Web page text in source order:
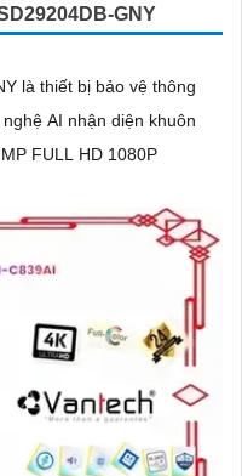
GNY
là thiết bị bảo vệ thông
AI nhận diện khuôn
FULL HD 1080P